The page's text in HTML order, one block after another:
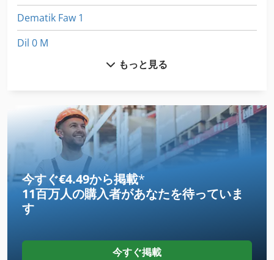
Dematik Faw 1
Dil 0 M
Ga 90 Vsd
International 433
International 510
Kgs 1670
Schneider Na
Si 550
もっと見る
今すぐ€4.49から掲載*
11百万人の購入者があなたを待っていま
す
今すぐ掲載